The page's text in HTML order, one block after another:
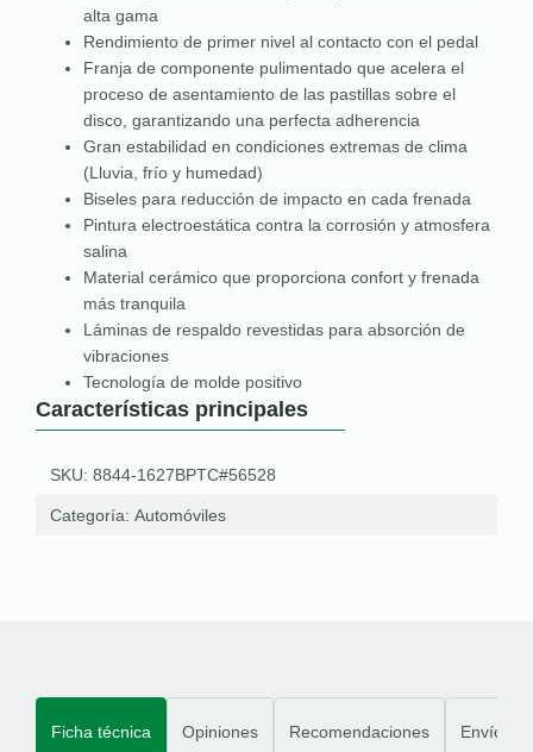
alta gama
Rendimiento de primer nivel al contacto con el pedal
Franja de componente pulimentado que acelera el
proceso de asentamiento de las pastillas sobre el
disco, garantizando una perfecta adherencia
Gran estabilidad en condiciones extremas de clima
(Lluvia, frío y humedad)
Biseles para reducción de impacto en cada frenada
Pintura electroestática contra la corrosión y atmosfera
salina
Material cerámico que proporciona confort y frenada
más tranquila
Láminas de respaldo revestidas para absorción de
vibraciones
Tecnología de molde positivo
Características principales
SKU: 8844-1627BPTC#56528
Categoría: Automóviles
Ficha técnica Opiniones Recomendaciones Envíos